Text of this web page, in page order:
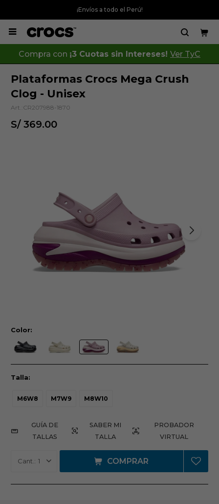
¡Envíos a todo el Perú!

Compra con ¡3 Cuotas sin Intereses! Ver TyC
Plataformas Crocs Mega Crush
Clog - Unisex
CR207988-1870
S/ 369.00
Color:
Talla:
M6W8 M7W9 M8W10
GUÍA DE
TALLAS
PROBADOR
VIRTUAL
1 COMPRAR